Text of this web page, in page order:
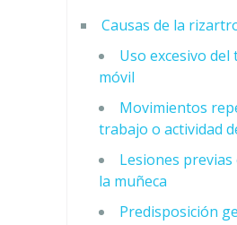
Causas de la
Uso excesivo
móvil
Movimientos
trabajo o actividad
Lesiones previas
la muñeca
Predisposición